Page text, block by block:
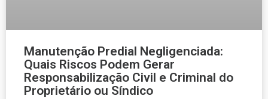
Manutenção Predial Negligenciada:
Quais Riscos Podem Gerar
Responsabilização Civil e Criminal do
Proprietário ou Síndico